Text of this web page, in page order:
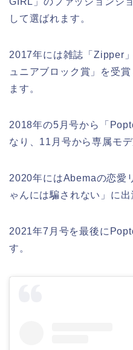
して選ばれます。
2017年には雑誌「Zipper
ュニアブロック賞」を受
ます。
2018年の5月号から「
なり、11月号から専属モ
2020年にはAbemaの恋愛
ゃんには騙されない」に出
2021年7月号を最後に
す。